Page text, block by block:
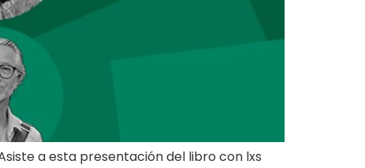
a esta presentación del libro con lxs